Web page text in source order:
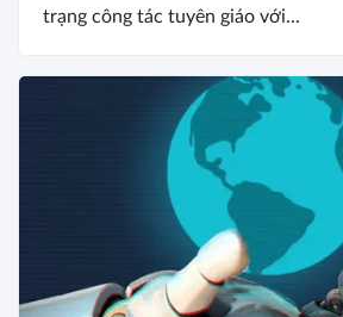
trạng công tác tuyên giáo với...